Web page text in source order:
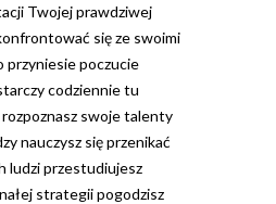
Twojej prawdziwej
się ze swoimi
przyniesie poczucie
codziennie tu
rozpoznasz swoje talenty
nauczysz się przenikać
ludzi przestudiujesz
strategii pogodzisz